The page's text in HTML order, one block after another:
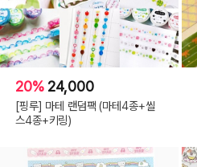
20% 24,000
[핑루] 마테 랜덤팩 (마테4종+씰
스4종+키링)